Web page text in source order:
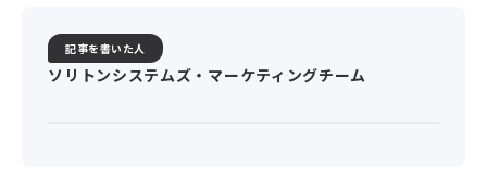
記事を書いた人
ソリトンシステムズ・マーケティングチーム